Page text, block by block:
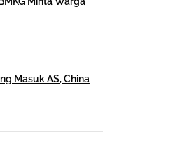
Masuk AS, China